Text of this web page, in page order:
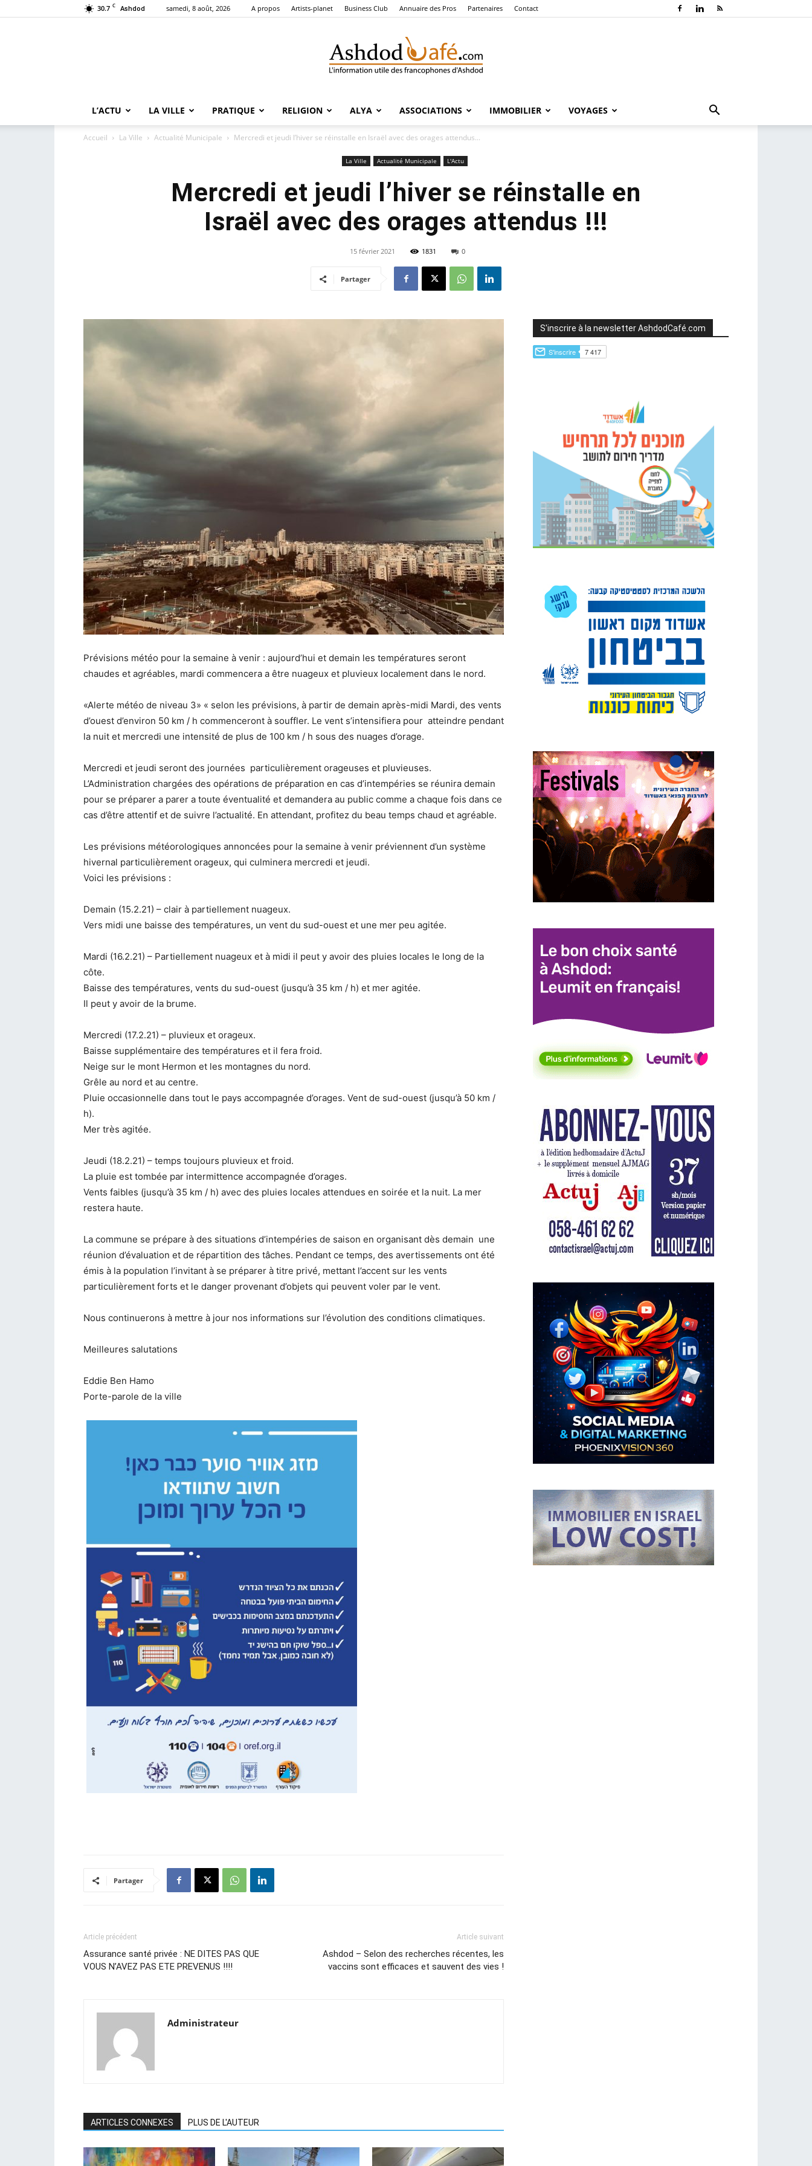
30.7 C Ashdod samedi, 8 août, 2026 A propos Artists-planet Business Club Annuaire des Pros Partenaires Contact
Café
L’ACTU LA VILLE PRATIQUE RELIGION ALYA ASSOCIATIONS IMMOBILIER VOYAGES
Accueil La Ville Actualité Municipale Mercredi et jeudi l’hiver se réinstalle en Israël avec des orages attendus...
La Ville Actualité Municipale L'Actu
Mercredi et jeudi l’hiver se réinstalle en
Israël avec des orages attendus !!!
15 février 2021 1831 0
Partager
Prévisions météo pour la semaine à venir : aujourd’hui et demain les températures seront
chaudes et agréables, mardi commencera a être nuageux et pluvieux localement dans le nord.
«Alerte météo de niveau 3» « selon les prévisions, à partir de demain après-midi Mardi, des vents
d’ouest d’environ 50 km / h commenceront à souffler. Le vent s’intensifiera pour atteindre pendant
la nuit et mercredi une intensité de plus de 100 km / h sous des nuages ​​d’orage.
Mercredi et jeudi seront des journées particulièrement orageuses et pluvieuses.
L’Administration chargées des opérations de préparation en cas d’intempéries se réunira demain
pour se préparer a parer a toute éventualité et demandera au public comme a chaque fois dans ce
cas d’être attentif et de suivre l’actualité. En attendant, profitez du beau temps chaud et agréable.
Les prévisions météorologiques annoncées pour la semaine à venir préviennent d’un système
hivernal particulièrement orageux, qui culminera mercredi et jeudi.
Voici les prévisions :
Demain (15.2.21) – clair à partiellement nuageux.
Vers midi une baisse des températures, un vent du sud-ouest et une mer peu agitée.
Mardi (16.2.21) – Partiellement nuageux et à midi il peut y avoir des pluies locales le long de la
côte.
Baisse des températures, vents du sud-ouest (jusqu’à 35 km / h) et mer agitée.
Il peut y avoir de la brume.
Mercredi (17.2.21) – pluvieux et orageux.
Baisse supplémentaire des températures et il fera froid.
Neige sur le mont Hermon et les montagnes du nord.
Grêle au nord et au centre.
Pluie occasionnelle dans tout le pays accompagnée d’orages. Vent de sud-ouest (jusqu’à 50 km /
h).
Mer très agitée.
Jeudi (18.2.21) – temps toujours pluvieux et froid.
La pluie est tombée par intermittence accompagnée d’orages.
Vents faibles (jusqu’à 35 km / h) avec des pluies locales attendues en soirée et la nuit. La mer
restera haute.
La commune se prépare à des situations d’intempéries de saison en organisant dès demain une
réunion d’évaluation et de répartition des tâches. Pendant ce temps, des avertissements ont été
émis à la population l’invitant à se préparer à titre privé, mettant l’accent sur les vents
particulièrement forts et le danger provenant d’objets qui peuvent voler par le vent.
Nous continuerons à mettre à jour nos informations sur l’évolution des conditions climatiques.
Meilleures salutations
Eddie Ben Hamo
Porte-parole de la ville
Partager
Article précédent
Assurance santé privée : NE DITES PAS QUE
VOUS N’AVEZ PAS ETE PREVENUS !!!!
Article suivant
Ashdod – Selon des recherches récentes, les
vaccins sont efficaces et sauvent des vies !
Administrateur
ARTICLES CONNEXES PLUS DE L'AUTEUR
S'inscrire à la newsletter AshdodCafé.com